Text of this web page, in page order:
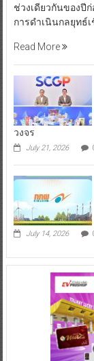
ช่วงเดียวกันของปี
การดำเนินกลยุทธ์เ
Read More
วงจร
July 21, 2026
July 14, 2026